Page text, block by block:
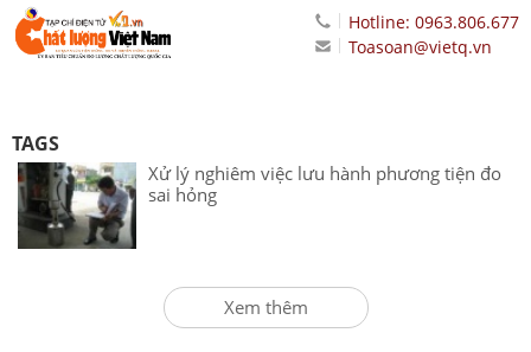
Hotline: 0963.806.677
Toasoan@vietq.vn
TAGS
Xử lý nghiêm việc lưu hành phương tiện đo
sai hỏng
Xem thêm